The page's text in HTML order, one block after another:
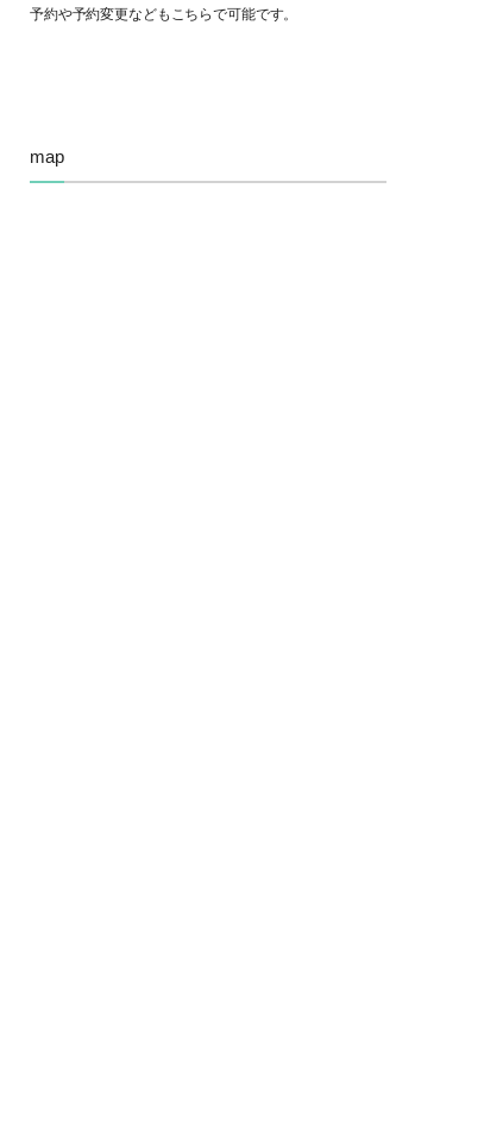
予約や予約変更などもこちらで可能です。
map